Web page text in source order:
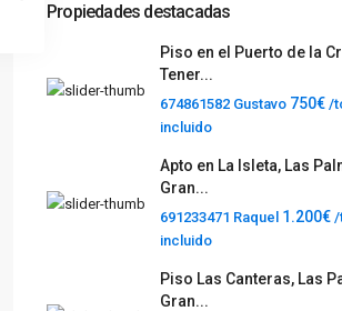
Propiedades destacadas
Piso en el Puerto de la
Tener...
674861582 Gustavo 750€ /
incluido
Apto en La Isleta, Las
Gran...
691233471 Raquel 1.200€ /
incluido
Piso Las Canteras, Las
Gran...